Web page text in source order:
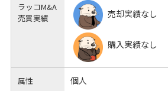
ラッコM&A
売買実績
売却実績なし
購入実績なし
属性 個人